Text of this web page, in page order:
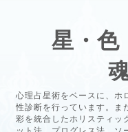
星・色
心理占星術をベースに、ホ
性診断を行っています。ま
彩を統合したホリスティッ